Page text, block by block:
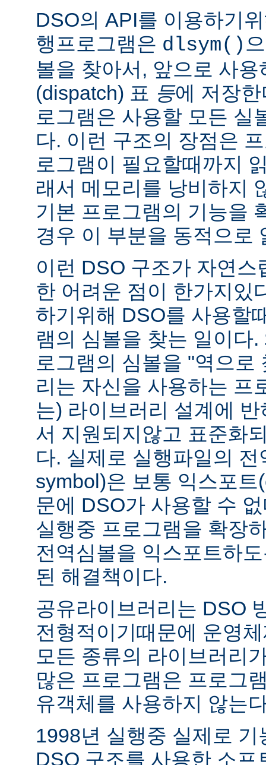
DSO의 API를 이용하기
행프로그램은 dlsym()
볼을 찾아서, 앞으로 사
(dispatch) 표 등에 저장
로그램은 사용할 모든 실
다. 이런 구조의 장점은
로그램이 필요할때까지
래서 메모리를 낭비하지
기본 프로그램의 기능을
경우 이 부분을 동적으로
이런 DSO 구조가 자연
한 어려운 점이 한가지있
하기위해 DSO를 사용할
램의 심볼을 찾는 일이다
로그램의 심볼을 "역으로
리는 자신을 사용하는 프
는) 라이브러리 설계에
서 지원되지않고 표준화
다. 실제로 실행파일의
symbol)은 보통 익스포
문에 DSO가 사용할 수
실행중 프로그램을 확장
전역심볼을 익스포트하
된 해결책이다.
공유라이브러리는 DSO
전형적이기때문에 운영
모든 종류의 라이브러리
많은 프로그램은 프로그
유객체를 사용하지 않는
1998년 실행중 실제로
DSO 구조를 사용한 소